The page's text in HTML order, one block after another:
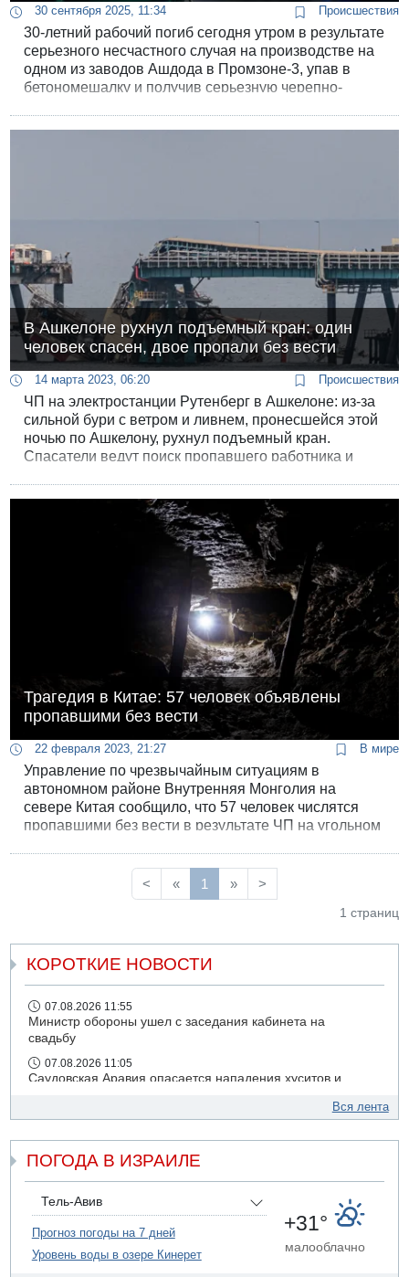
30 сентября 2025, 11:34 Происшествия
30-летний рабочий погиб сегодня утром в результате
серьезного несчастного случая на производстве на
одном из заводов Ашдода в Промзоне-3, упав в
бетономешалку и получив серьезную черепно-
В Ашкелоне рухнул подъемный кран: один
человек спасен, двое пропали без вести
14 марта 2023, 06:20 Происшествия
ЧП на электростанции Рутенберг в Ашкелоне: из-за
сильной бури с ветром и ливнем, пронесшейся этой
ночью по Ашкелону, рухнул подъемный кран.
Спасатели ведут поиск пропавшего работника и
Трагедия в Китае: 57 человек объявлены
пропавшими без вести
22 февраля 2023, 21:27 В мире
Управление по чрезвычайным ситуациям в
автономном районе Внутренняя Монголия на
севере Китая сообщило, что 57 человек числятся
пропавшими без вести в результате ЧП на угольном
< « 1 » >
1 страниц
КОРОТКИЕ НОВОСТИ
07.08.2026 11:55
Министр обороны ушел с заседания кабинета на
свадьбу
07.08.2026 11:05
Саудовская Аравия опасается нападения хуситов и
07.08.2026 08:29
07.08.2026 08:29
Стрельба в школе Таиланда
07.08.2026 06:47
Недалеко от Бейт-Шемеша погиб велосипедист
07.08.2026 06:24
Саудовская Аравия сообщает о нападении хуситов
Вся лента
ПОГОДА В ИЗРАИЛЕ
Тель-Авив
Прогноз погоды на 7 дней
Уровень воды в озере Кинерет
+31°
малооблачно